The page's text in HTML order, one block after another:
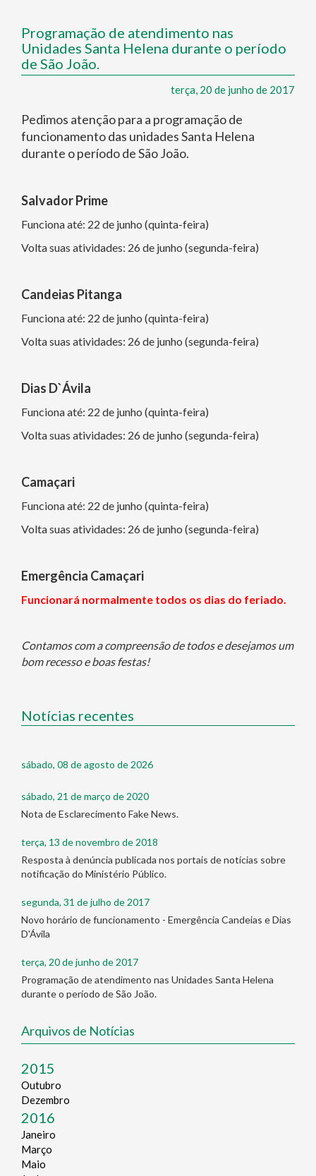
Programação de atendimento nas
Unidades Santa Helena durante o período
de São João.
terça, 20 de junho de 2017
Pedimos atenção para a programação de
funcionamento das unidades Santa Helena
durante o período de São João.
Salvador Prime
Funciona até: 22 de junho (quinta-feira)
Volta suas atividades: 26 de junho (segunda-feira)
Candeias Pitanga
Funciona até: 22 de junho (quinta-feira)
Volta suas atividades: 26 de junho (segunda-feira)
Dias D`Ávila
Funciona até: 22 de junho (quinta-feira)
Volta suas atividades: 26 de junho (segunda-feira)
Camaçari
Funciona até: 22 de junho (quinta-feira)
Volta suas atividades: 26 de junho (segunda-feira)
Emergência Camaçari
Funcionará normalmente todos os dias do feriado.
Contamos com a compreensão de todos e desejamos um
bom recesso e boas festas!
Notícias recentes
sábado, 08 de agosto de 2026
sábado, 21 de março de 2020
Nota de Esclarecimento Fake News.
terça, 13 de novembro de 2018
Resposta à denúncia publicada nos portais de notícias sobre
notificação do Ministério Público.
segunda, 31 de julho de 2017
Novo horário de funcionamento - Emergência Candeias e Dias
D'Ávila
terça, 20 de junho de 2017
Programação de atendimento nas Unidades Santa Helena
durante o período de São João.
Arquivos de Notícias
2015
Outubro
Dezembro
2016
Janeiro
Março
Maio